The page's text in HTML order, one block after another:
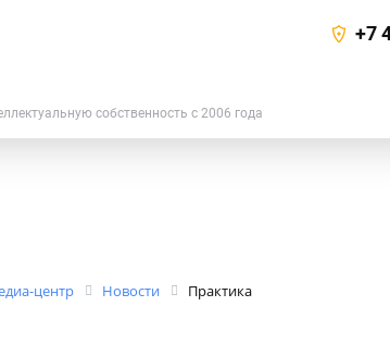
собственность с 2006 года
+7
центр Новости Практика